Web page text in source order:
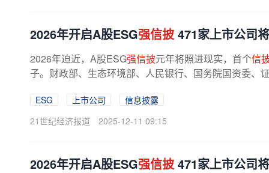
2026年开启A股ESG强信披471家上市公司
2026年迫近，A股ESG强信披元年将照进现实，首个信
子。财政部、生态环境部、人民银行、国务院国资委、
ESG 上市公司
信息披露
21世纪经济报道
2025-12-11 09:15
2026年开启A股ESG强信披471家上市公司